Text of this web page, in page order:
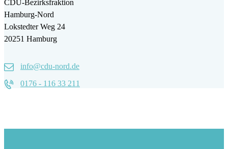
CDU-Bezirksfraktion
Hamburg-Nord
Lokstedter Weg 24
20251 Hamburg
info@cdu-nord.de
0176 - 116 33 211